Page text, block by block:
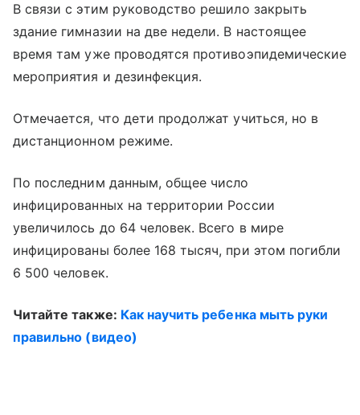
В связи с этим руководство решило закрыть
здание гимназии на две недели. В настоящее
время там уже проводятся противоэпидемические
мероприятия и дезинфекция.
Отмечается, что дети продолжат учиться, но в
дистанционном режиме.
По последним данным, общее число
инфицированных на территории России
увеличилось до 64 человек. Всего в мире
инфицированы более 168 тысяч, при этом погибли
6 500 человек.
Читайте также: Как научить ребенка мыть руки
правильно (видео)